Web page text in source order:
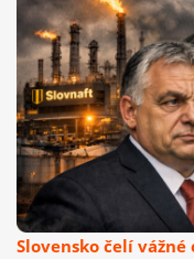
Slovensko čelí